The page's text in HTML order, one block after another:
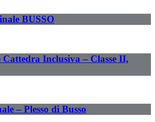
BUSSO
Cattedra Inclusiva – Classe II,
– Plesso di Busso